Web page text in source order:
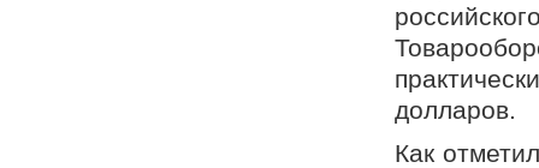
долларов.
Как